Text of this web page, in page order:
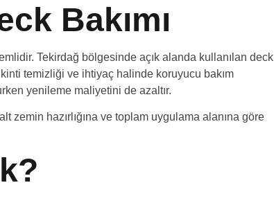
Bakımı
Tekirdağ bölgesinde açık alanda kullanılan deck
temizliği ve ihtiyaç halinde koruyucu bakım
yenileme maliyetini de azaltır.
zemin hazırlığına ve toplam uygulama alanına göre